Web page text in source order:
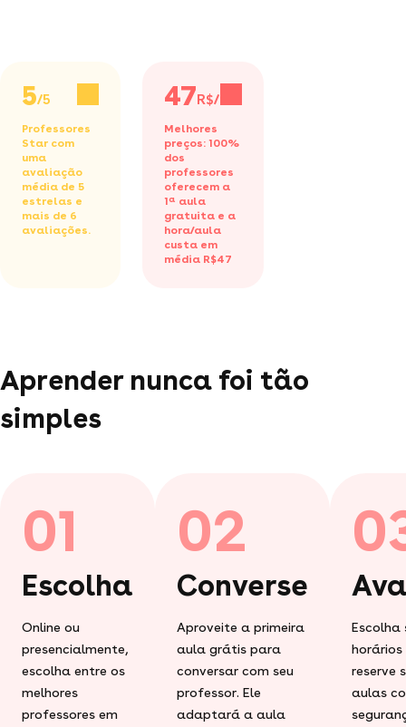
5/5
Professores
Star com
uma
avaliação
média de 5
estrelas e
mais de 6
avaliações.
47R$/h
Melhores
preços: 100%
dos
professores
oferecem a
1ª aula
gratuita e a
hora/aula
custa em
média R$47
Aprender nunca foi tão
simples
01
Escolha
Online ou
presencialmente,
escolha entre os
melhores
professores em
02
Converse
Aproveite a primeira
aula grátis para
conversar com seu
professor. Ele
adaptará a aula
Escolha
horários
reserve
aulas